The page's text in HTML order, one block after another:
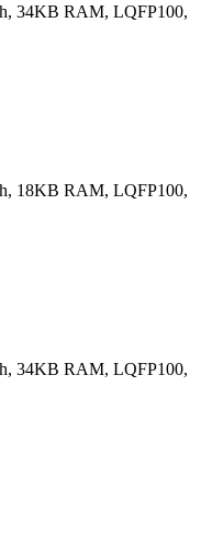
34KB RAM, LQFP100,
18KB RAM, LQFP100,
34KB RAM, LQFP100,